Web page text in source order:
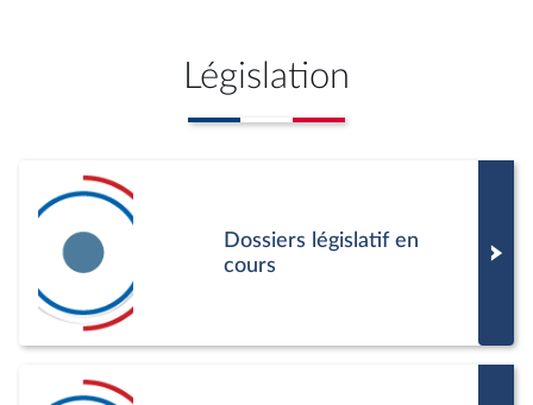
Législation
Dossiers législatif en
cours